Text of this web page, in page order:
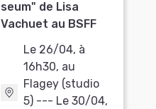
seum" de Lisa
Vachuet au BSFF
Le 26/04, à
16h30, au
Flagey (studio
5) --- Le 30/04,